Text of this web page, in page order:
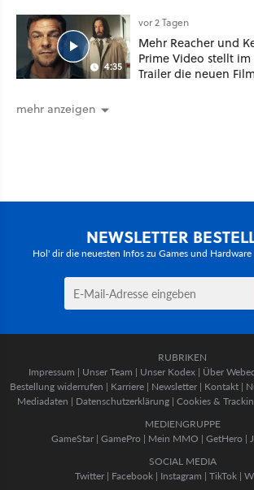
4:35
vor 2 Tagen
Mehr Reacher und
Prime Video stellt
Trailer die neuen
mehr anzeigen
NEWSLETTER
Hol' dir die neuesten Infos zu Games und
RUBRIKEN
Impressum | Unser Team | Unser Kodex | Über
Bestellung widerrufen | Karriere | Newsletter | Kontakt |
Mediadaten | Datenschutzerklärung | Cookies &
MEDIENGRUPPE
GameStar| GamePro | Mein MMO | GetHero |
SOCIAL MEDIA
Twitter | Facebook | Instagram | TikTok |